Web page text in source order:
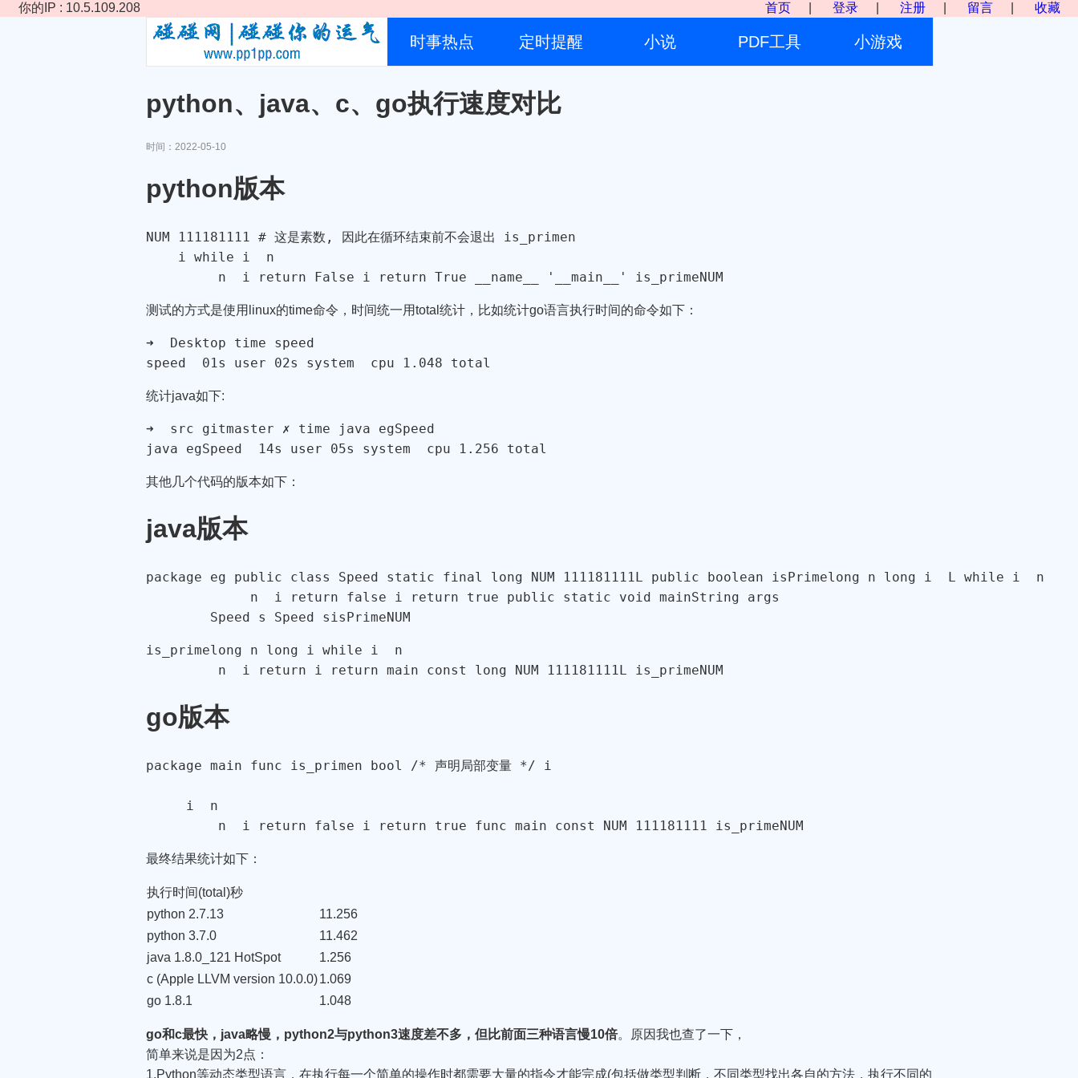
你的IP : 10.5.109.208 首页 登录 注册 留言 收藏
时事热点 定时提醒 小说 PDF工具 小游戏
python、java、c、go执行速度对比
时间：2022-05-10
python版本
NUM 111181111 # 这是素数, 因此在循环结束前不会退出 is_primen
    i
while i  n
         n  i
return False i return True __name__ '__main__' is_primeNUM
测试的方式是使用linux的time命令，时间统一用total统计，比如统计go语言执行时间的命令如下：
➜  Desktop time speed
speed  01s user 02s system  cpu
1.048 total
统计java如下:
➜  src gitmaster ✗ time java egSpeed
java egSpeed  14s user 05s system  cpu
1.256 total
其他几个代码的版本如下：
java版本
package eg public class Speed static final long NUM 111181111 L public boolean isPrimelong n long i  L while i  n
             n  i
return false i return true public static void mainString args
        Speed s
Speed s isPrimeNUM
is_primelong n long i while i  n
         n  i
return i return main const long NUM 111181111L is_primeNUM
go版本
package main func is_primen bool /* 声明局部变量 */ i
     i  n
         n  i
return false i return true func main const NUM 111181111 is_primeNUM
最终结果统计如下：
执行时间(total)秒
python 2.7.13
11.256
python 3.7.0
11.462
java 1.8.0_121 HotSpot
1.256
c (Apple LLVM version 10.0.0)1.069
go 1.8.1
1.048
go和c最快，java略慢，python2与python3速度差不多，但比前面三种语言慢10倍。原因我也查了一下，
简单来说是因为2点：
1.Python等动态类型语言，在执行每一个简单的操作时都需要大量的指令才能完成(包括做类型判断，不同类型找出各自的方法，执行不同的